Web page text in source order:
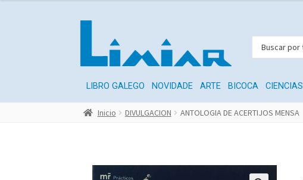
LIBRO GALEGO NOVIDADE ARTE BICOCA CIENCIAS
Inicio DIVULGACION ANTOLOGIA DE ACERTIJOS MENSA